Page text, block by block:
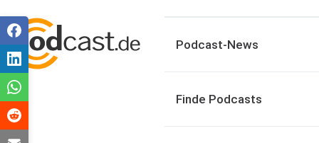
Podcast-News
Finde Podcasts